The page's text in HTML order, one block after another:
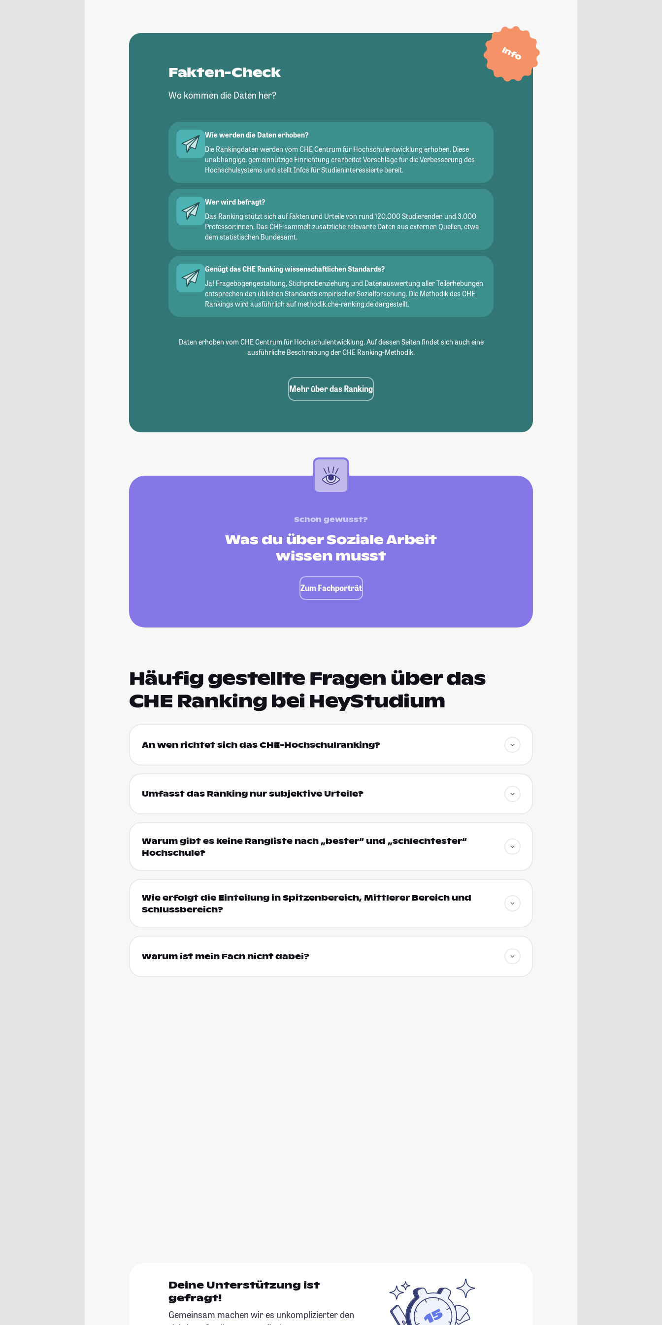
Info
Fakten-Check
Wo kommen die Daten her?
Wie werden die Daten erhoben?
Die Rankingdaten werden vom CHE Centrum für Hochschulentwicklung erhoben. Diese
unabhängige, gemeinnützige Einrichtung erarbeitet Vorschläge für die Verbesserung des
Hochschulsystems und stellt Infos für Studieninteressierte bereit.
Wer wird befragt?
Das Ranking stützt sich auf Fakten und Urteile von rund 120.000 Studierenden und 3.000
Professor:innen. Das CHE sammelt zusätzliche relevante Daten aus externen Quellen, etwa
dem statistischen Bundesamt.
Genügt das CHE Ranking wissenschaftlichen Standards?
Ja! Fragebogengestaltung, Stichprobenziehung und Datenauswertung aller Teilerhebungen
entsprechen den üblichen Standards empirischer Sozialforschung. Die Methodik des CHE
Rankings wird ausführlich auf methodik.che-ranking.de dargestellt.
Daten erhoben vom CHE Centrum für Hochschulentwicklung. Auf dessen Seiten findet sich auch eine
ausführliche Beschreibung der CHE Ranking-Methodik.
Mehr über das Ranking
Schon gewusst?
Was du über Soziale Arbeit
wissen musst
Zum Fachporträt
Häufig gestellte Fragen über das
CHE Ranking bei HeyStudium
An wen richtet sich das CHE-Hochschulranking?
Umfasst das Ranking nur subjektive Urteile?
Warum gibt es keine Rangliste nach „bester“ und „schlechtester“
Hochschule?
Wie erfolgt die Einteilung in Spitzenbereich, Mittlerer Bereich und
Schlussbereich?
Warum ist mein Fach nicht dabei?
Deine Unterstützung ist
gefragt!
Gemeinsam machen wir es unkomplizierter den